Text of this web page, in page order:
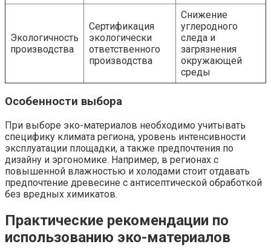
Экологичность
производства
Сертификация
экологически
ответственного
производства
Снижение
углеродного
следа и
загрязнения
окружающей
среды
Особенности выбора
При выборе эко-материалов необходимо учитывать
специфику климата региона, уровень интенсивности
эксплуатации площадки, а также предпочтения по
дизайну и эргономике. Например, в регионах с
повышенной влажностью и холодами стоит отдавать
предпочтение древесине с антисептической обработкой
без вредных химикатов.
Практические рекомендации по
использованию эко-материалов